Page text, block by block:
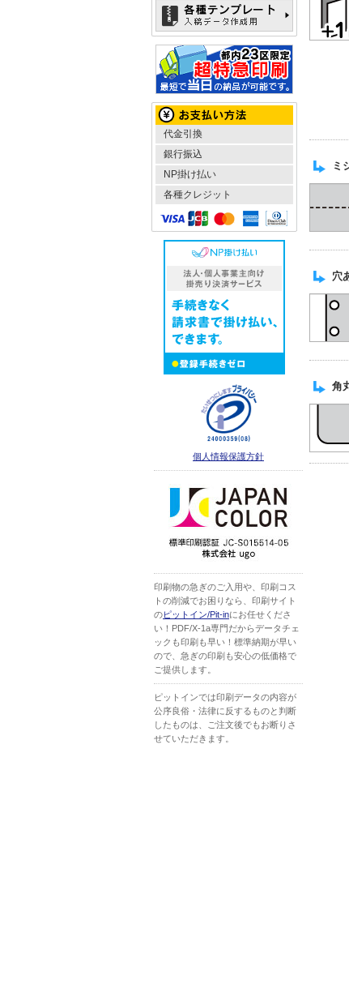
代金引換
銀行振込
NP掛け払い
各種クレジット
個人情報保護方針
印刷物の急ぎのご入用や、印刷コス
トの削減でお困りなら、印刷サイト
のピットイン/Pit-inにお任せくださ
い！PDF/X-1a専門だからデータチェ
ックも印刷も早い！標準納期が早い
ので、急ぎの印刷も安心の低価格で
ご提供します。
ピットインでは印刷データの内容が
公序良俗・法律に反するものと判断
したものは、ご注文後でもお断りさ
せていただきます。
ミ
穴
角